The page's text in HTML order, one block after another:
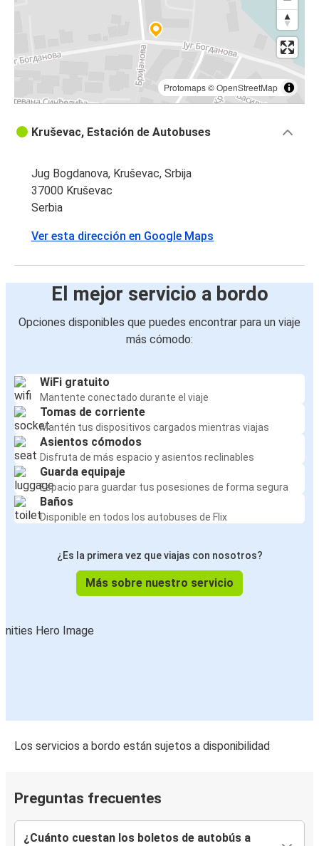
Protomaps©OpenStreetMap
Kruševac, Estación de Autobuses
Jug Bogdanova, Kruševac, Srbija
37000 Kruševac
Serbia
Ver esta dirección en Google Maps
El mejor servicio a bordo
Opciones disponibles que puedes encontrar para un viaje
más cómodo:
WiFi gratuito
Mantente conectado durante el viaje
Tomas de corriente
Mantén tus dispositivos cargados mientras viajas
Asientos cómodos
Disfruta de más espacio y asientos reclinables
Guarda equipaje
Espacio para guardar tus posesiones de forma segura
Baños
Disponible en todos los autobuses de Flix
¿Es la primera vez que viajas con nosotros?
Más sobre nuestro servicio
Los servicios a bordo están sujetos a disponibilidad
Preguntas frecuentes
¿Cuánto cuestan los boletos de autobús a